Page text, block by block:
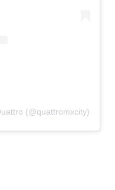
(@quattromxcity)